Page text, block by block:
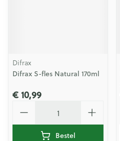
Difrax
Difrax S-fles Natural 170ml
€ 10,99
Bestel